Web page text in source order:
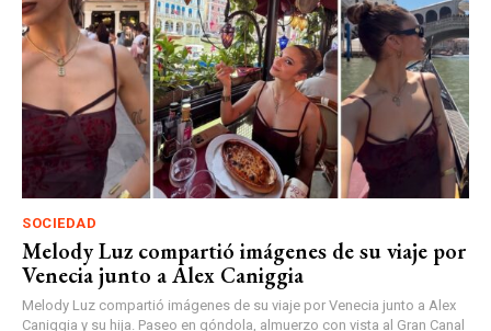
SOCIEDAD
Melody Luz compartió imágenes de su viaje por
Venecia junto a Alex Caniggia
Melody Luz compartió imágenes de su viaje por Venecia junto a Alex
Caniggia y su hija. Paseo en góndola, almuerzo con vista al Gran Canal